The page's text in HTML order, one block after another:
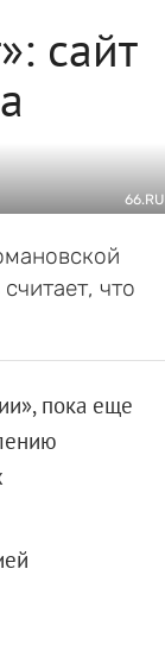
сайт
66.RU
что
пока еще